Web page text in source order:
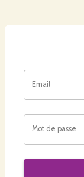
Email
Mot de passe